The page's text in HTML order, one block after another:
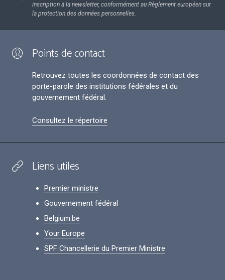
inscription à la newsletter, conformément au Règlement européen sur
la protection des données personnelles.
Points de contact
Retrouvez toutes les coordonnées de contact des
porte-parole des institutions fédérales et du
gouvernement fédéral.
Consultez le répertoire
Liens utiles
Premier ministre
Gouvernement fédéral
Belgium.be
Your Europe
SPF Chancellerie du Premier Ministre